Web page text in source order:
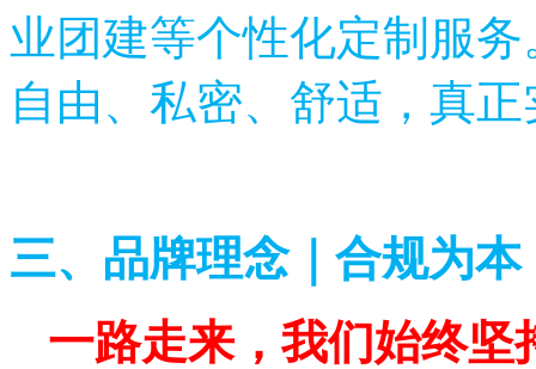
业团建等个性化定制服
自由、私密、舒适，真
三、品牌理念｜合规为
一路走来，我们始终坚